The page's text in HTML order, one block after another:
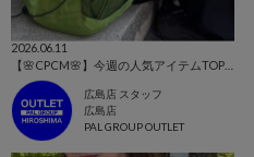
2026.06.11
広島店 スタッフ
広島店
PAL GROUP OUTLET